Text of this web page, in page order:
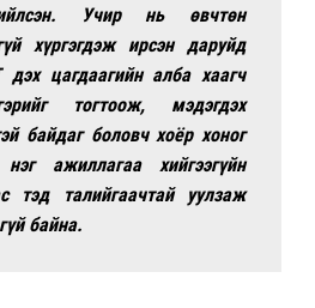
Учир нь өвчтөн
хүргэгдэж ирсэн даруйд
дэх цагдаагийн алба хаагч
тогтоож, мэдэгдэх
байдаг боловч хоёр хоног
ажиллагаа хийгээгүйн
тэд талийгаачтай уулзаж
байна.